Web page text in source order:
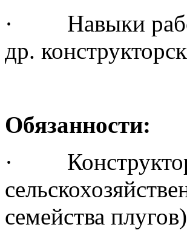
· Навыки
др.
Обязанности:
·
семейства